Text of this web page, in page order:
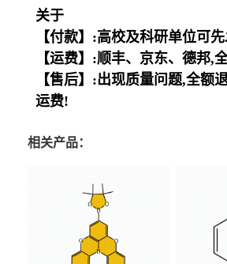
关于
【付款】:高校及科研单位可
【运费】:顺丰、京东、德邦,
【售后】:出现质量问题,全额
运费!
相关产品：